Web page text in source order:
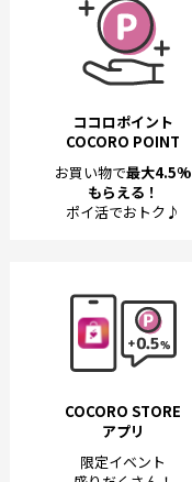
ココロポイント
COCORO POINT
お買い物で最大4.5%
もらえる！
ポイ活でおトク♪
COCORO STORE
アプリ
限定イベント